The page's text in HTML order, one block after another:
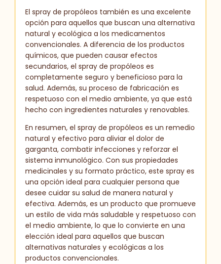
El spray de propóleos también es una excelente
opción para aquellos que buscan una alternativa
natural y ecológica a los medicamentos
convencionales. A diferencia de los productos
químicos, que pueden causar efectos
secundarios, el spray de propóleos es
completamente seguro y beneficioso para la
salud. Además, su proceso de fabricación es
respetuoso con el medio ambiente, ya que está
hecho con ingredientes naturales y renovables.
En resumen, el spray de propóleos es un remedio
natural y efectivo para aliviar el dolor de
garganta, combatir infecciones y reforzar el
sistema inmunológico. Con sus propiedades
medicinales y su formato práctico, este spray es
una opción ideal para cualquier persona que
desee cuidar su salud de manera natural y
efectiva. Además, es un producto que promueve
un estilo de vida más saludable y respetuoso con
el medio ambiente, lo que lo convierte en una
elección ideal para aquellos que buscan
alternativas naturales y ecológicas a los
productos convencionales.